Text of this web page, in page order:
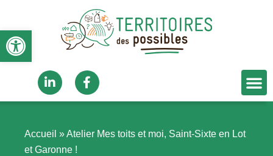
Ouvrir la barre d’outils
contenu
Linkedin-
in
Facebook-
f
Accueil »Atelier Mes toits et moi, Saint-Sixte en Lot
et Garonne !